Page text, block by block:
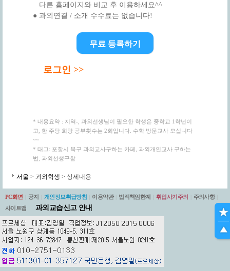
다른 홈페이지와 비교 후 이용하세요^^
● 과외연결 / 소개 수수료는 없습니다!
무료 등록하기
로그인 >>
* 내용요약 : 지역-, 과외선생님이 필요한 학생은 중학교 1학년이
고, 한 주당 희망 공부횟수는 2회입니다. 수학 방문교사 모십니다
~~
* 태그: 포항시 북구 과외교사구하는 카페, 과외개인교사 구하는
법, 과외선생구함
서울 > 과외학생 > 상세내용
PC화면 공지 개인정보취급방침 이용약관 법적책임한계 취업사기주의 주의사항
사이트맵
과외교습신고 안내